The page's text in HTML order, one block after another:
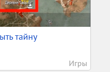
тайну
Игры